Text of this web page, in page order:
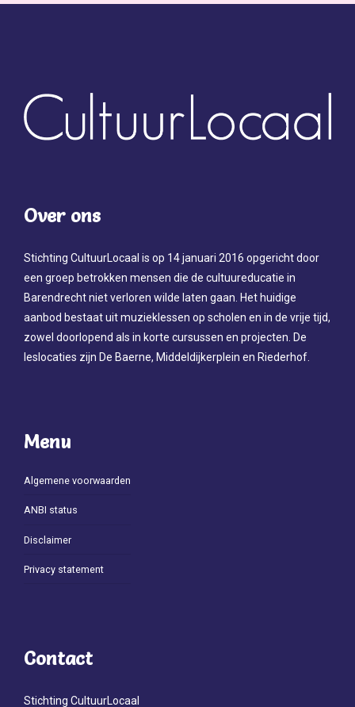
Over ons
Stichting CultuurLocaal is op 14 januari 2016 opgericht door
een groep betrokken mensen die de cultuureducatie in
Barendrecht niet verloren wilde laten gaan. Het huidige
aanbod bestaat uit muzieklessen op scholen en in de vrije tijd,
zowel doorlopend als in korte cursussen en projecten. De
leslocaties zijn De Baerne, Middeldijkerplein en Riederhof.
Menu
Algemene voorwaarden
ANBI status
Disclaimer
Privacy statement
Contact
Stichting CultuurLocaal